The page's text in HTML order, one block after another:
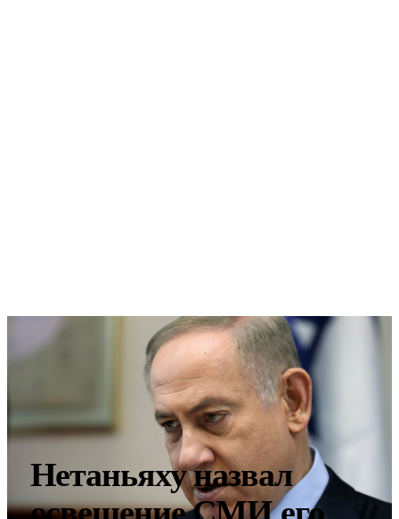
Нетаньяху назвал